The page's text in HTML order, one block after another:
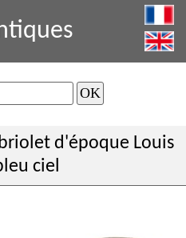
d'époque Louis
ciel